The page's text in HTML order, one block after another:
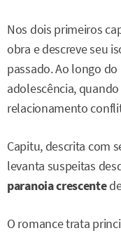
Nos dois primeiros
obra e descreve seu
passado. Ao longo
adolescência,
relacionamento
Capitu, descrita com
levanta suspeitas
paranoia crescente
O romance trata